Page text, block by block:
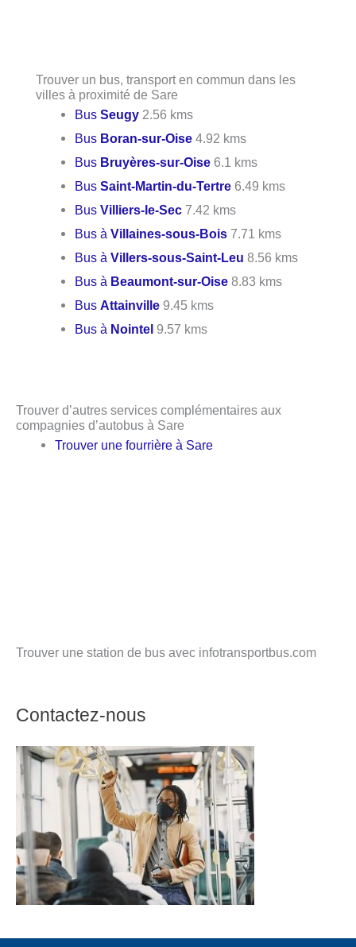
Trouver un bus, transport en commun dans les
villes à proximité de Sare
BusSeugy 2.56 kms
Bus Boran-sur-Oise 4.92 kms
Bus Bruyères-sur-Oise 6.1 kms
BusSaint-Martin-du-Tertre 6.49 kms
BusVilliers-le-Sec 7.42 kms
Bus àVillaines-sous-Bois 7.71 kms
Bus àVillers-sous-Saint-Leu 8.56 kms
Bus à Beaumont-sur-Oise 8.83 kms
BusAttainville 9.45 kms
Bus à Nointel 9.57 kms
Trouver d’autres services complémentaires aux
compagnies d’autobus à Sare
Trouver une fourrière à Sare
Trouver une station de bus avec infotransportbus.com
Contactez-nous